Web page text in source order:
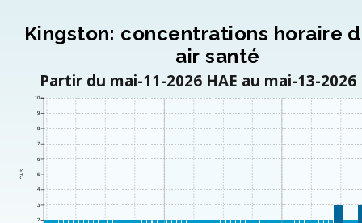
Kingston: concentrations horaire
air santé
Partir du mai-11-2026 HAE au mai-13-2026
CAS
2
3
4
5
6
7
8
9
10